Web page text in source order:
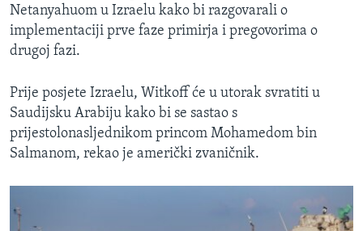
Netanyahuom u Izraelu kako bi razgovarali o
implementaciji prve faze primirja i pregovorima o
drugoj fazi.
Prije posjete Izraelu, Witkoff će u utorak svratiti u
Saudijsku Arabiju kako bi se sastao s
prijestolonasljednikom princom Mohamedom bin
Salmanom, rekao je američki zvaničnik.